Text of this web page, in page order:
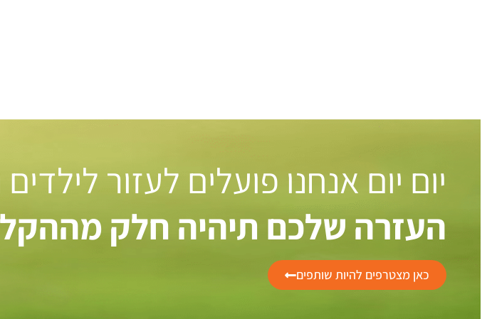
יום יום אנחנו פועלים לעזור
העזרה שלכם תיהיה חלק
כאן מצטרפים להיות שותפים